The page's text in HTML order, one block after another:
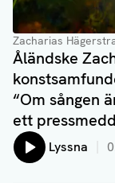
Zacharias
Åländske
“Om sången
ett
Lyssna